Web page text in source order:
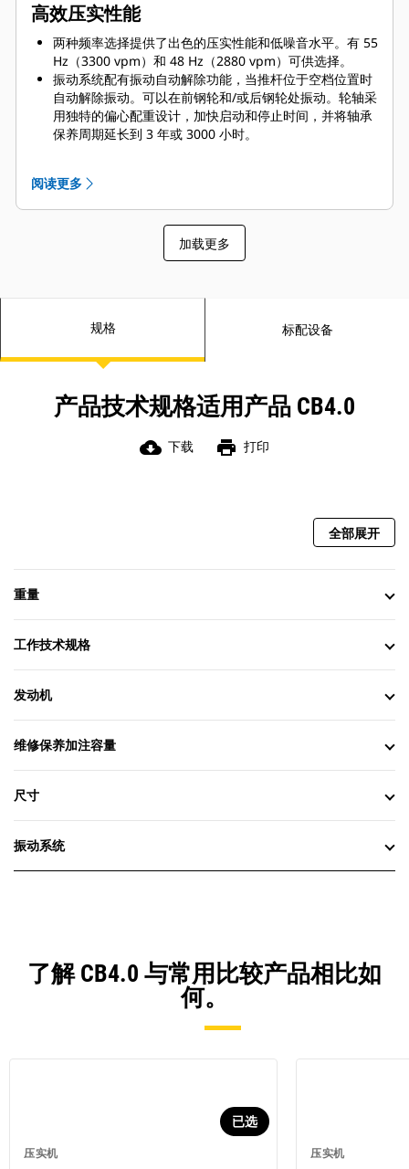
高效压实性能
两种频率选择提供了出色的压实性能和低噪音水平。有 55
Hz（3300 vpm）和 48 Hz（2880 vpm）可供选择。
振动系统配有振动自动解除功能，当推杆位于空档位置时
自动解除振动。可以在前钢轮和/或后钢轮处振动。轮轴采
用独特的偏心配重设计，加快启动和停止时间，并将轴承
保养周期延长到 3 年或 3000 小时。
阅读更多
加载更多
规格 标配设备
产品技术规格适用产品 CB4.0
cloud_download 下载 print 打印
全部展开
重量
工作技术规格
发动机
维修保养加注容量
尺寸
振动系统
了解 CB4.0 与常用比较产品相比如
何。
压实机
已选
压实机